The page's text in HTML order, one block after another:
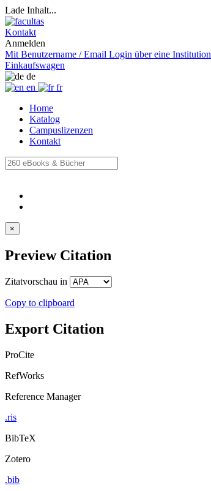
Lade Inhalt...
Kontakt
Anmelden
Mit Benutzername / Email Login über eine Institution
Einkaufswagen
de
en
fr
Home
Katalog
Campuslizenzen
Kontakt
×
Preview Citation
Zitatvorschau in
Copy to clipboard
Export Citation
ProCite
RefWorks
Reference Manager
.ris
BibTeX
Zotero
.bib